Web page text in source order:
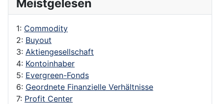
Meistgelesen
1: Commodity
2: Buyout
3: Aktiengesellschaft
4: Kontoinhaber
5: Evergreen-Fonds
6: Geordnete Finanzielle Verhältnisse
7: Profit Center